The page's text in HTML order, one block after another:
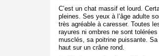
C’est un chat massif et lourd.
pleines. Ses yeux à l’âge adulte
très agréable à caresser. Toutes
rayures ni ombres ne sont
musclés, sa poitrine puissante.
haut sur un crâne rond.